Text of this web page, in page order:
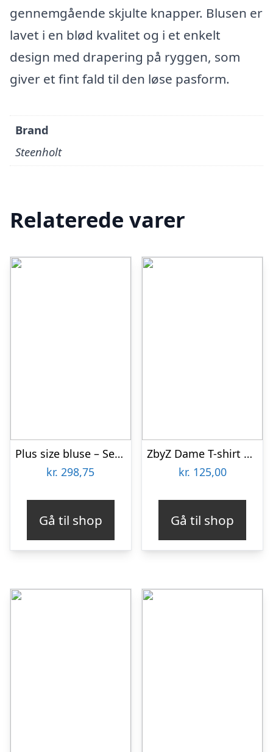
gennemgående skjulte knapper. Blusen er
lavet i en blød kvalitet og i et enkelt
design med drapering på ryggen, som
giver et fint fald til den løse pasform.
Brand
Steenholt
Relaterede varer
Plus size bluse – Sendai Red
kr. 298,75
Gå til shop
ZbyZ Dame T-shirt Plus Size – Print 2 – 42/44
kr. 125,00
Gå til shop